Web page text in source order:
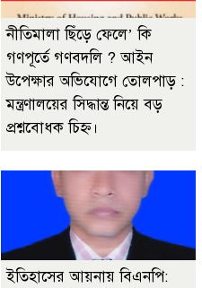
নীতিমালা ছিঁড়ে ফেলে’ কি
গণপূর্তে গণবদলি ? আইন
উপেক্ষার অভিযোগে তোলপাড় :
মন্ত্রণালয়ের সিদ্ধান্ত নিয়ে বড়
প্রশ্নবোধক চিহ্ন।
ইতিহাসের আয়নায় বিএনপি: